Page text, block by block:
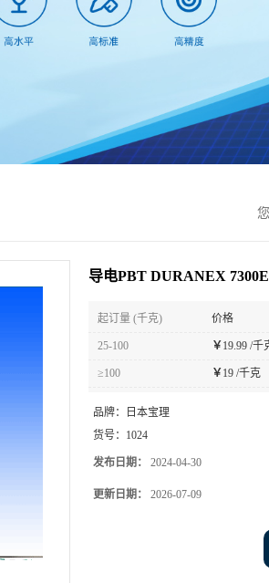
导电PBT DURANEX
起订量 (千克) 价格
25-100 ￥ 19.99 /千
≥100 ￥ 19 /千克
品牌：
日本宝理
货号： 1024
发布日期： 2024-04-30
更新日期： 2026-07-09